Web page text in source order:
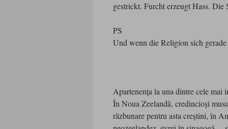
gestrickt. Furcht erzeugt Hass.
PS
Und wenn die Religion sich
Apartenenţa la una dintre cele mai
În Noua Zeelandă, credincioşi
răzbunare pentru asta creştini, în